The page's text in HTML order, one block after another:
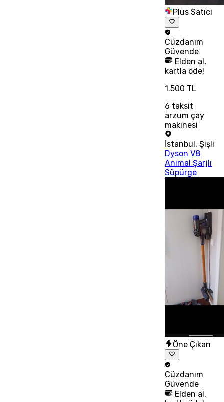
Plus Satıcı
Cüzdanım
Güvende
Elden al,
kartla öde!
1.500 TL
6 taksit
arzum çay
makinesi
İstanbul,Şişli
Dyson V8
Animal Şarjlı
Süpürge
Öne Çıkan
Cüzdanım
Güvende
Elden al,